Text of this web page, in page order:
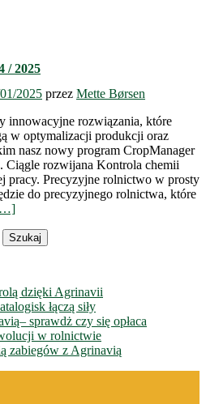
/ 2025
2025 przez Mette Børsen
innowacyjne rozwiązania, które
w optymalizacji produkcji oraz
nasz nowy program CropManager
Ciągle rozwijana Kontrola chemii
pracy. Precyzyjne rolnictwo w prosty
do precyzyjnego rolnictwa, które
dzięki Agrinavii
łączą siły
sprawdż czy się opłaca
w rolnictwie
zabiegów z Agrinavią